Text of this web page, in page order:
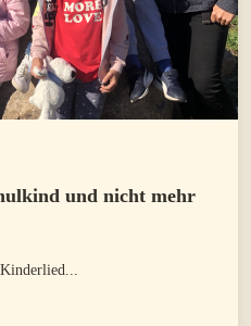
und nicht mehr